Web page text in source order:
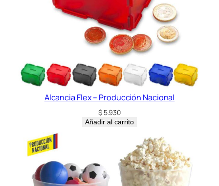
Alcancia Flex – Producción Nacional
$5.930
Añadir al carrito